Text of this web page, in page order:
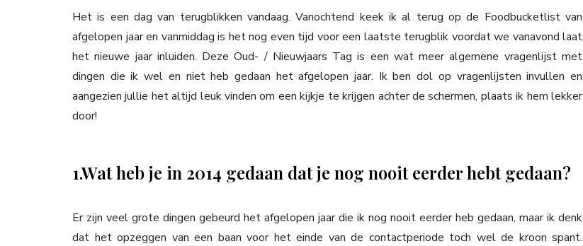
Het is een dag van terugblikken vandaag. Vanochtend keek ik al terug op de Foodbucketlist van
afgelopen jaar en vanmiddag is het nog even tijd voor een laatste terugblik voordat we vanavond laat
het nieuwe jaar inluiden. Deze Oud- / Nieuwjaars Tag is een wat meer algemene vragenlijst met
dingen die ik wel en niet heb gedaan het afgelopen jaar. Ik ben dol op vragenlijsten invullen en
aangezien jullie het altijd leuk vinden om een kijkje te krijgen achter de schermen, plaats ik hem lekker
door!
1.Wat heb je in 2014 gedaan dat je nog nooit eerder hebt gedaan?
Er zijn veel grote dingen gebeurd het afgelopen jaar die ik nog nooit eerder heb gedaan, maar ik denk
dat het opzeggen van een baan voor het einde van de contactperiode toch wel de kroon spant.